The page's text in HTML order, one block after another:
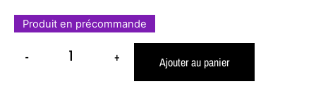
Produit en précommande
- + Ajouter au panier